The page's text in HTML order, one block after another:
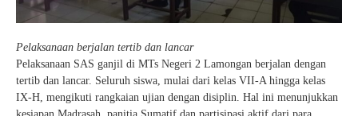
Pelaksanaan berjalan tertib dan lancar
Pelaksanaan SAS ganjil di MTs Negeri 2 Lamongan berjalan dengan
tertib dan lancar. Seluruh siswa, mulai dari kelas VII-A hingga kelas
IX-H, mengikuti rangkaian ujian dengan disiplin. Hal ini menunjukkan